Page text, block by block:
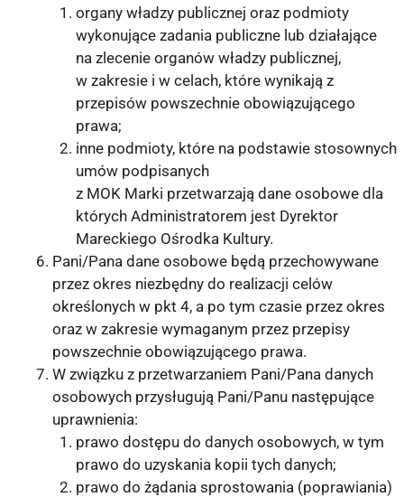
organy władzy publicznej oraz podmioty
wykonujące zadania publiczne lub działające
na zlecenie organów władzy publicznej,
w zakresie i w celach, które wynikają z
przepisów powszechnie obowiązującego
prawa;
inne podmioty, które na podstawie stosownych
umów podpisanych
z MOK Marki przetwarzają dane osobowe dla
których Administratorem jest Dyrektor
Mareckiego Ośrodka Kultury.
Pani/Pana dane osobowe będą przechowywane
przez okres niezbędny do realizacji celów
określonych w pkt 4, a po tym czasie przez okres
oraz w zakresie wymaganym przez przepisy
powszechnie obowiązującego prawa.
W związku z przetwarzaniem Pani/Pana danych
osobowych przysługują Pani/Panu następujące
uprawnienia:
prawo dostępu do danych osobowych, w tym
prawo do uzyskania kopii tych danych;
prawo do żądania sprostowania (poprawiania)